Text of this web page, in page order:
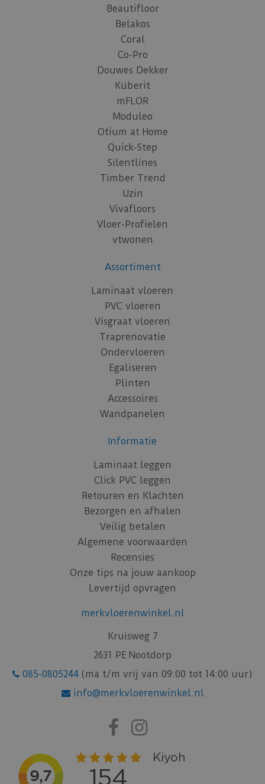
Beautifloor
Belakos
Coral
Co-Pro
Douwes Dekker
Küberit
mFLOR
Moduleo
Otium at Home
Quick-Step
Silentlines
Timber Trend
Uzin
Vivafloors
Vloer-Profielen
vtwonen
Assortiment
Laminaat vloeren
PVC vloeren
Visgraat vloeren
Traprenovatie
Ondervloeren
Egaliseren
Plinten
Accessoires
Wandpanelen
Informatie
Laminaat leggen
Click PVC leggen
Retouren en Klachten
Bezorgen en afhalen
Veilig betalen
Algemene voorwaarden
Recensies
Onze tips na jouw aankoop
Levertijd opvragen
merkvloerenwinkel.nl
Kruisweg 7
2631 PE Nootdorp
085-0805244 (ma t/m vrij van 09:00 tot 14:00 uur)
info@merkvloerenwinkel.nl